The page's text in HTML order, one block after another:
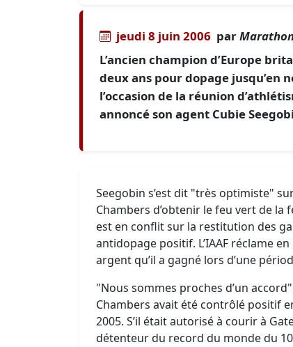
jeudi 8 juin 2006 par
L’ancien champion d’Europe
deux ans pour dopage jusqu’en
l’occasion de la réunion
annoncé son agent Cubie
Seegobin s’est dit "très optimiste"
Chambers d’obtenir le feu vert de
est en conflit sur la restitution des
antidopage positif. L’IAAF réclame
argent qu’il a gagné lors d’une
"Nous sommes proches d’un
Chambers avait été contrôlé positif
2005. S’il était autorisé à courir à
détenteur du record du monde du